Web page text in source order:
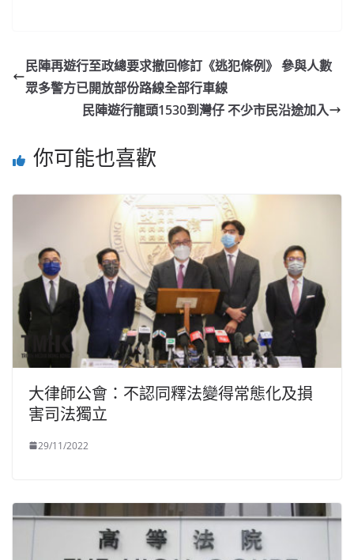
民陣再遊行至政總要求撤回修訂《逃犯條例》 參與人數
眾多警方已開放部份路線全部行車線
民陣遊行龍頭1530到灣仔 不少市民沿途加入
你可能也喜歡
大律師公會：不認同釋法變得常態化及損
害司法獨立
29/11/2022